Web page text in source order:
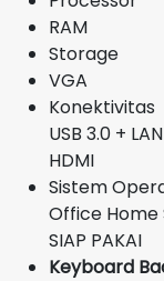
RAM :
Storage :
VGA :
USB 3.0 +
HDMI
Sistem
Office Home
SIAP PAKAI
Keyboard